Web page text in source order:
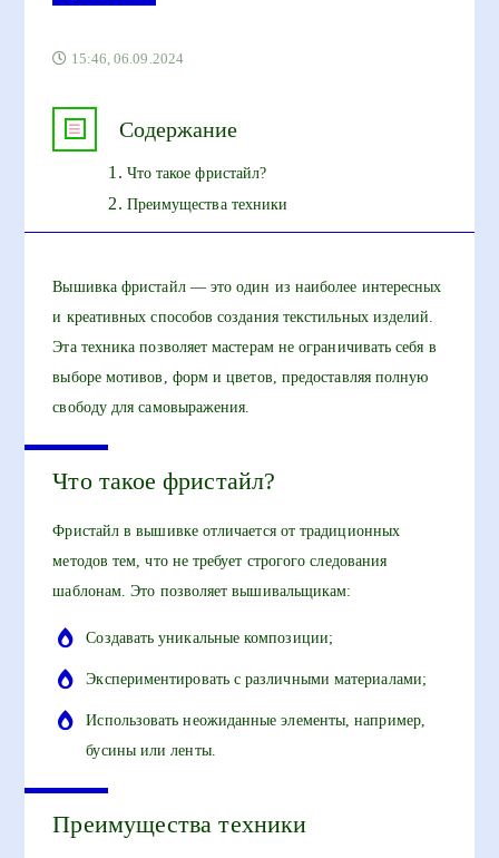
15:46, 06.09.2024
Содержание
Что такое фристайл?
Преимущества техники
Вышивка фристайл — это один из наиболее интересных
и креативных способов создания текстильных изделий.
Эта техника позволяет мастерам не ограничивать себя в
выборе мотивов, форм и цветов, предоставляя полную
свободу для самовыражения.
Что такое фристайл?
Фристайл в вышивке отличается от традиционных
методов тем, что не требует строгого следования
шаблонам. Это позволяет вышивальщикам:
Создавать уникальные композиции;
Экспериментировать с различными материалами;
Использовать неожиданные элементы, например,
бусины или ленты.
Преимущества техники